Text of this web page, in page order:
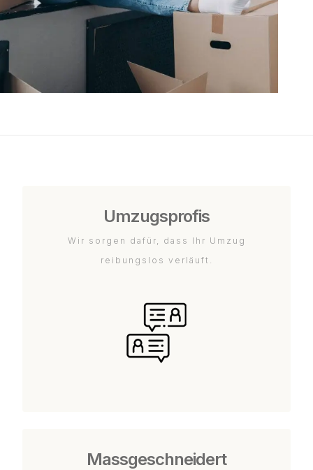
Umzugsprofis
Wir sorgen dafür, dass Ihr Umzug
reibungslos verläuft.
Massgeschneidert